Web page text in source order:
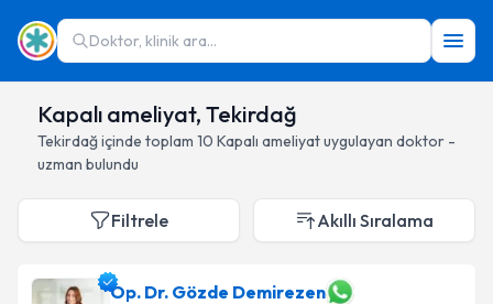
Doktor, klinik ara...
Kapalı ameliyat, Tekirdağ
Tekirdağiçinde toplam 10 Kapalı ameliyatuygulayan doktor -
uzman bulundu
Filtrele Akıllı Sıralama
Op. Dr. Gözde Demirezen